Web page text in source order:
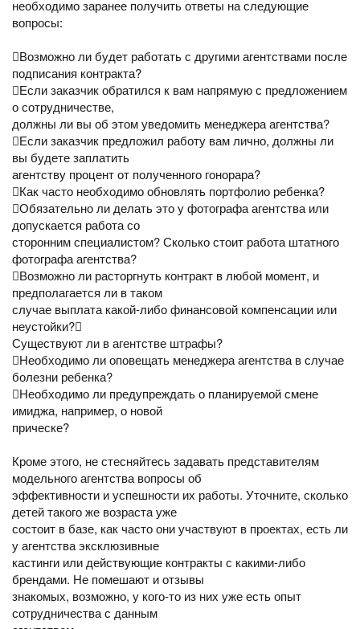
необходимо заранее получить ответы на следующие
вопросы:
Возможно ли будет работать с другими агентствами после
подписания контракта?
Если заказчик обратился к вам напрямую с предложением
о сотрудничестве,
должны ли вы об этом уведомить менеджера агентства?
Если заказчик предложил работу вам лично, должны ли
вы будете заплатить
агентству процент от полученного гонорара?
Как часто необходимо обновлять портфолио ребенка?
Обязательно ли делать это у фотографа агентства или
допускается работа со
сторонним специалистом? Сколько стоит работа штатного
фотографа агентства?
Возможно ли расторгнуть контракт в любой момент, и
предполагается ли в таком
случае выплата какой-либо финансовой компенсации или
неустойки?
Существуют ли в агентстве штрафы?
Необходимо ли оповещать менеджера агентства в случае
болезни ребенка?
Необходимо ли предупреждать о планируемой смене
имиджа, например, о новой
прическе?
Кроме этого, не стесняйтесь задавать представителям
модельного агентства вопросы об
эффективности и успешности их работы. Уточните, сколько
детей такого же возраста уже
состоит в базе, как часто они участвуют в проектах, есть ли
у агентства эксклюзивные
кастинги или действующие контракты с какими-либо
брендами. Не помешают и отзывы
знакомых, возможно, у кого-то из них уже есть опыт
сотрудничества с данным